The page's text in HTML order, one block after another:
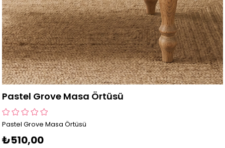
Pastel Grove Masa Örtüsü
Pastel Grove Masa Örtüsü
₺510,00